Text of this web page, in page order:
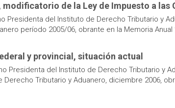
modificatorio de la Ley de Impuesto a las
Presidenta del Instituto de Derecho Tributario y
período 2005/06, obrante en la Memoria
y provincial, situación actual
Presidenta del Instituto de Derecho Tributario y
Tributario y Aduanero, diciembre 2006,